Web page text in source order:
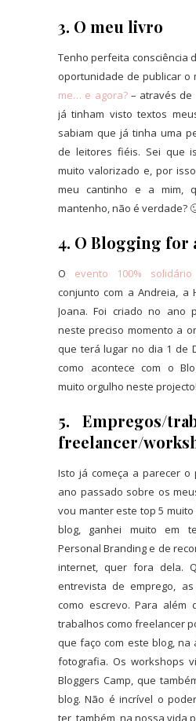
3. O meu livro
Tenho perfeita consciência
oportunidade de publicar o
me… e agora?– através de
já tinham visto textos
sabiam que já tinha uma
de leitores fiéis. Sei que
muito valorizado e, por
meu cantinho e a mim,
mantenho, não é verdade?
4. O Blogging for
O evento 100% solidário
conjunto com a Andreia, a
Joana. Foi criado no ano
neste preciso momento a
que terá lugar no dia 1 de
como acontece com o
muito orgulho neste projecto!
5. Empregos/
freelancer/
Isto já começa a parecer o
ano passado sobre os
vou manter este top 5
blog, ganhei muito em
Personal Branding e de
internet, quer fora dela.
entrevista de emprego,
como escrevo. Para além
trabalhos como freelancer
que faço com este blog, na
fotografia. Os workshops
Bloggers Camp, que
blog. Não é incrível o
ter, também, na nossa vida